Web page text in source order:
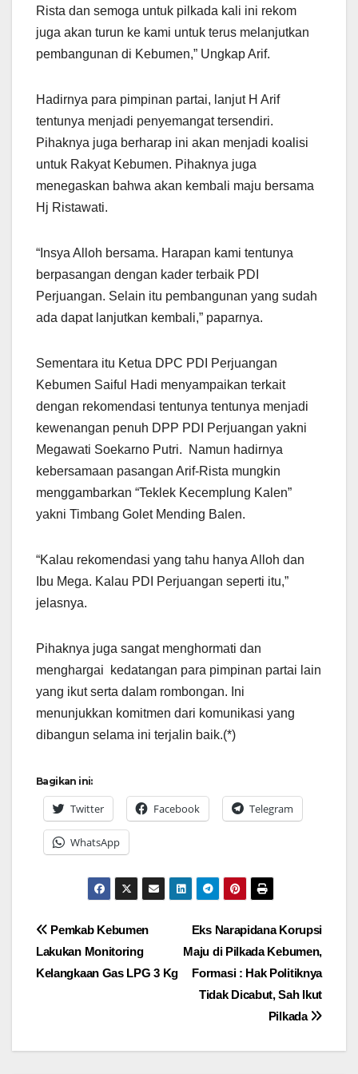
Rista dan semoga untuk pilkada kali ini rekom
juga akan turun ke kami untuk terus melanjutkan
pembangunan di Kebumen,” Ungkap Arif.
Hadirnya para pimpinan partai, lanjut H Arif
tentunya menjadi penyemangat tersendiri.
Pihaknya juga berharap ini akan menjadi koalisi
untuk Rakyat Kebumen. Pihaknya juga
menegaskan bahwa akan kembali maju bersama
Hj Ristawati.
“Insya Alloh bersama. Harapan kami tentunya
berpasangan dengan kader terbaik PDI
Perjuangan. Selain itu pembangunan yang sudah
ada dapat lanjutkan kembali,” paparnya.
Sementara itu Ketua DPC PDI Perjuangan
Kebumen Saiful Hadi menyampaikan terkait
dengan rekomendasi tentunya tentunya menjadi
kewenangan penuh DPP PDI Perjuangan yakni
Megawati Soekarno Putri. Namun hadirnya
kebersamaan pasangan Arif-Rista mungkin
menggambarkan “Teklek Kecemplung Kalen”
yakni Timbang Golet Mending Balen.
“Kalau rekomendasi yang tahu hanya Alloh dan
Ibu Mega. Kalau PDI Perjuangan seperti itu,”
jelasnya.
Pihaknya juga sangat menghormati dan
menghargai kedatangan para pimpinan partai lain
yang ikut serta dalam rombongan. Ini
menunjukkan komitmen dari komunikasi yang
dibangun selama ini terjalin baik.(*)
Bagikan ini:
Twitter Facebook Telegram
WhatsApp
Navigasi
pos
Eks Narapidana Korupsi
Maju di Pilkada Kebumen,
Formasi : Hak Politiknya
Tidak Dicabut, Sah Ikut
Pilkada
Pemkab Kebumen
Lakukan Monitoring
Kelangkaan Gas LPG 3 Kg